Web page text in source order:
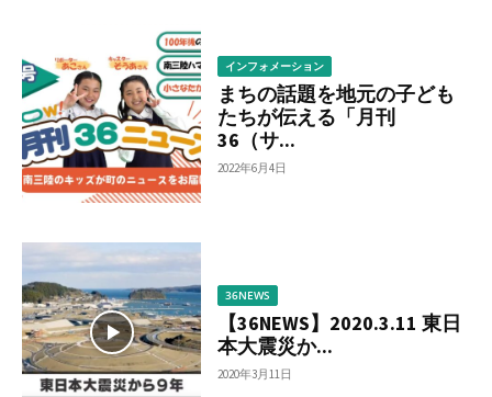
インフォメーション
まちの話題を地元の子ども
たちが伝える「月刊
36（サ...
2022年6月4日
36NEWS
【36NEWS】2020.3.11 東日
本大震災か...
2020年3月11日